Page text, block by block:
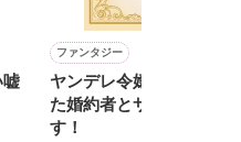
嘘
ファンタジー
ヤンデレ令嬢、大好きだっ
た婚約者とサヨナラしま
す！